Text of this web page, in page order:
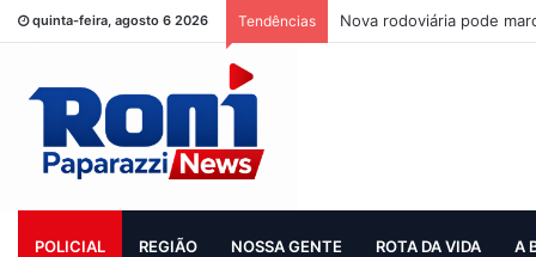
quinta-feira, agosto 6 2026 Tendências Nova rodoviária pode
POLICIAL REGIÃO NOSSA GENTE ROTA DA VIDA A